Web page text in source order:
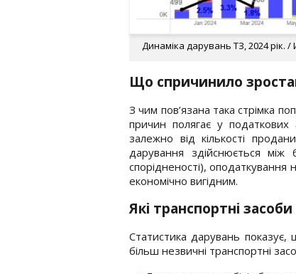
Динаміка дарувань ТЗ, 2024 рік.
Що спричинило
З чим пов’язана така стрімка
причин полягає у податкових
залежно від кількості
дарування здійснюється
спорідненості), оподаткування
економічно вигідним.
Які транспортні
Статистика дарувань показує,
більш незвичні транспортні